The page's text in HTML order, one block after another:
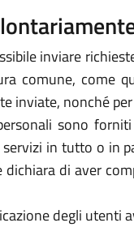
inviare
comune, come
inviate, nonché
sono
in tutto o in
dichiara di aver
degli utenti